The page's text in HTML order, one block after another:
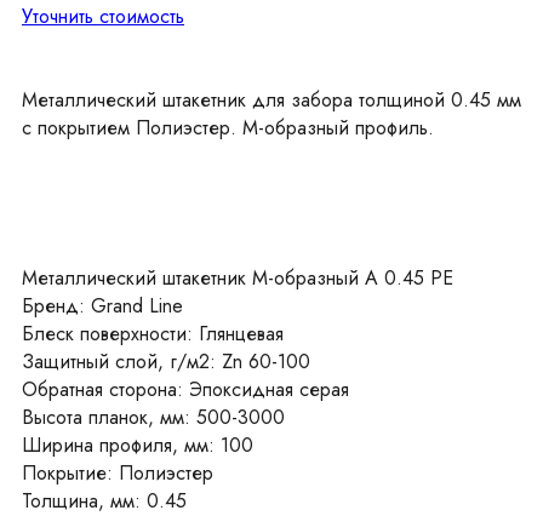
Уточнить стоимость
Металлический штакетник для забора толщиной 0.45 мм
с покрытием Полиэстер. М-образный профиль.
Металлический штакетник М-образный А 0.45 PE
Бренд: Grand Line
Блеск поверхности: Глянцевая
Защитный слой, г/м2: Zn 60-100
Обратная сторона: Эпоксидная серая
Высота планок, мм: 500-3000
Ширина профиля, мм: 100
Покрытие: Полиэстер
Толщина, мм: 0.45